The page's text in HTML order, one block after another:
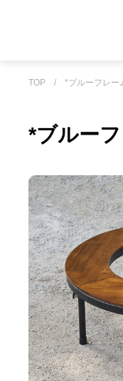
TOP / *ブルーフレー
*ブルー